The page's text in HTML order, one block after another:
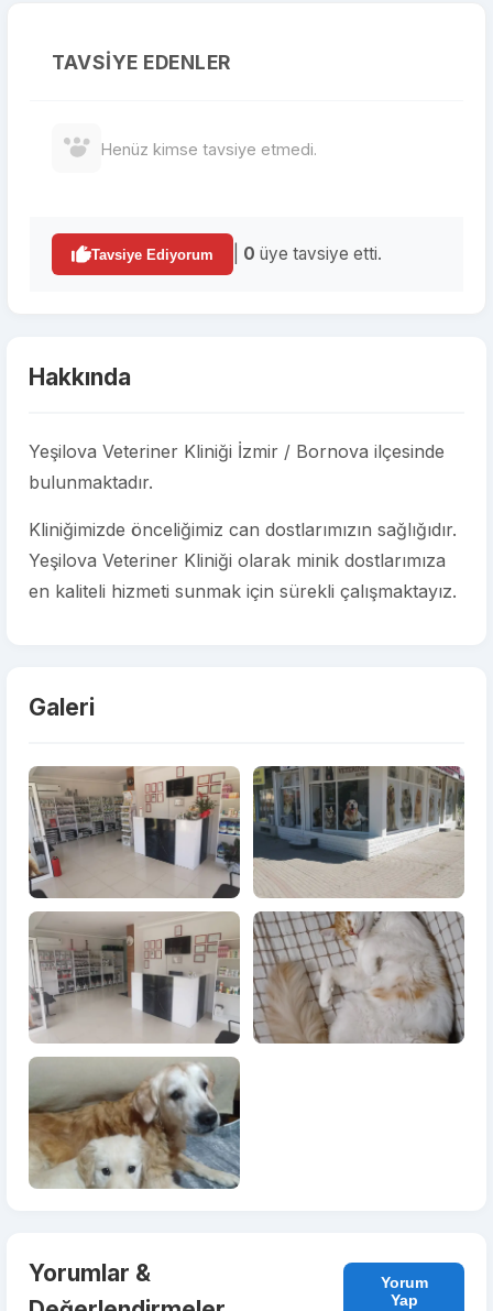
TAVSIYE EDENLER
Henüz kimse tavsiye etmedi.
Tavsiye Ediyorum 0 üye tavsiye etti.
Hakkında
Yeşilova Veteriner Kliniği İzmir / Bornova ilçesinde
bulunmaktadır.
Kliniğimizde önceliğimiz can dostlarımızın sağlığıdır.
Yeşilova Veteriner Kliniği olarak minik dostlarımıza
en kaliteli hizmeti sunmak için sürekli çalışmaktayız.
Galeri
Yorumlar &
Yorum
Yap